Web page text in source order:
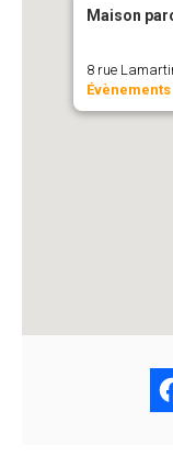
Maison
8 rue
Évènements